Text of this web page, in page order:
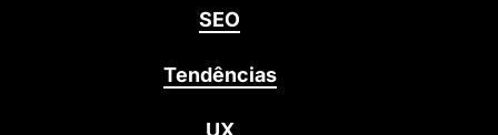
SEO
Tendências
UX